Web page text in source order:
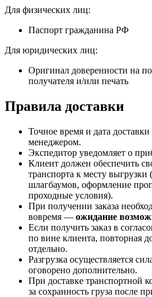
Для физических лиц:
Паспорт гражданина РФ
Для юридических лиц:
Оригинал доверенности на
получателя и/или печать
Правила доставки
Точное время и дата доставки
менеджером.
Экспедитор уведомляет о
Клиент должен обеспечить
транспорта к месту
шлагбаумов, оформление
проходные условия).
При получении заказа
вовремя — ожидание
Если получить заказ в
по вине клиента, повторная
отдельно.
Разгрузка осуществляется
оговорено дополнительно.
При доставке транспортной
за сохранность груза после